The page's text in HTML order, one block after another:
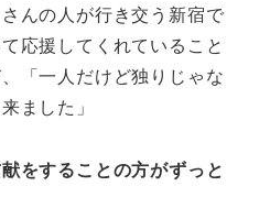
んの人が行き交う新宿で
応援してくれていること
「一人だけど独りじゃな
ました」
をすることの方がずっと